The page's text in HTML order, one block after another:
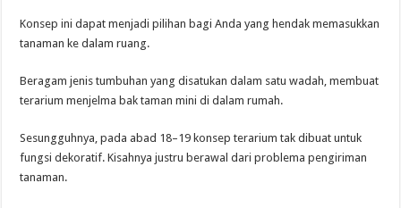
Konsep ini dapat menjadi pilihan bagi Anda yang hendak memasukkan
tanaman ke dalam ruang.
Beragam jenis tumbuhan yang disatukan dalam satu wadah, membuat
terarium menjelma bak taman mini di dalam rumah.
Sesungguhnya, pada abad 18–19 konsep terarium tak dibuat untuk
fungsi dekoratif. Kisahnya justru berawal dari problema pengiriman
tanaman.